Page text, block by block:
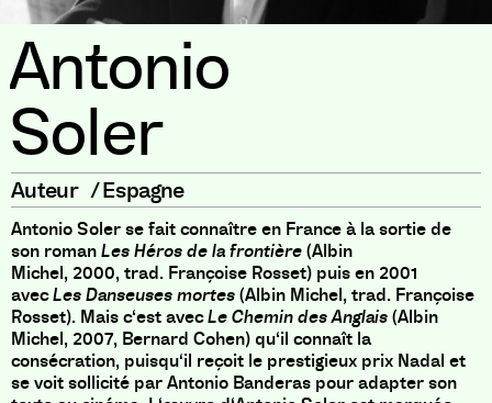
Antonio
Soler
Auteur /Espagne
Antonio Soler se fait connaître en France à la sortie de
son romanLes Héros de la frontière(Albin
Michel, 2000,trad. Françoise Rosset) puis en 2001
avecLes Danseuses mortes(Albin Michel,trad. Françoise
Rosset). Mais c‘est avecLe Chemin des Anglais(Albin
Michel, 2007, Bernard Cohen) qu‘il connaît la
consécration, puisqu‘il reçoit le prestigieux prix Nadal et
se voit sollicité par Antonio Banderas pour adapter son